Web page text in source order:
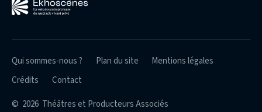
© 2026 Théâtres et Producteurs Associés
Qui sommes-nous ? Plan du site
Mentions légales
Crédits
Contact